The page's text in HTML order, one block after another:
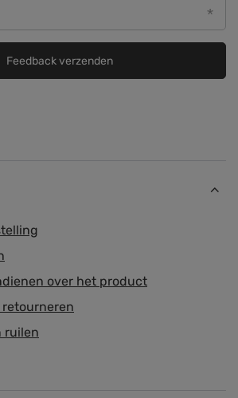
Feedback verzenden
over het product
ruilen